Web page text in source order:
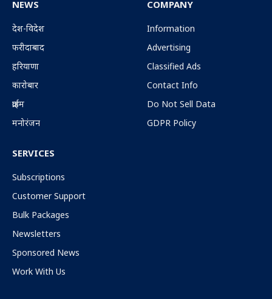
NEWS
देश-विदेश
फरीदाबाद
हरियाणा
कारोबार
क्राईम
मनोरंजन
COMPANY
Information
Advertising
Classified Ads
Contact Info
Do Not Sell Data
GDPR Policy
SERVICES
Subscriptions
Customer Support
Bulk Packages
Newsletters
Sponsored News
Work With Us